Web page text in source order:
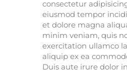
consectetur
eiusmod tempor
et dolore magna
minim veniam, quis
exercitation ullamco
aliquip ex ea
Duis aute irure dolor